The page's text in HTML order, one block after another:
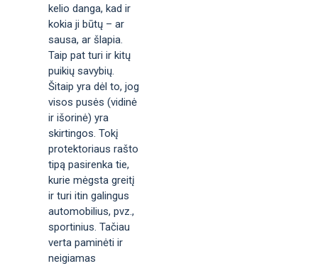
kelio danga, kad ir
kokia ji būtų – ar
sausa, ar šlapia.
Taip pat turi ir kitų
puikių savybių.
Šitaip yra dėl to, jog
visos pusės (vidinė
ir išorinė) yra
skirtingos. Tokį
protektoriaus rašto
tipą pasirenka tie,
kurie mėgsta greitį
ir turi itin galingus
automobilius, pvz.,
sportinius. Tačiau
verta paminėti ir
neigiamas